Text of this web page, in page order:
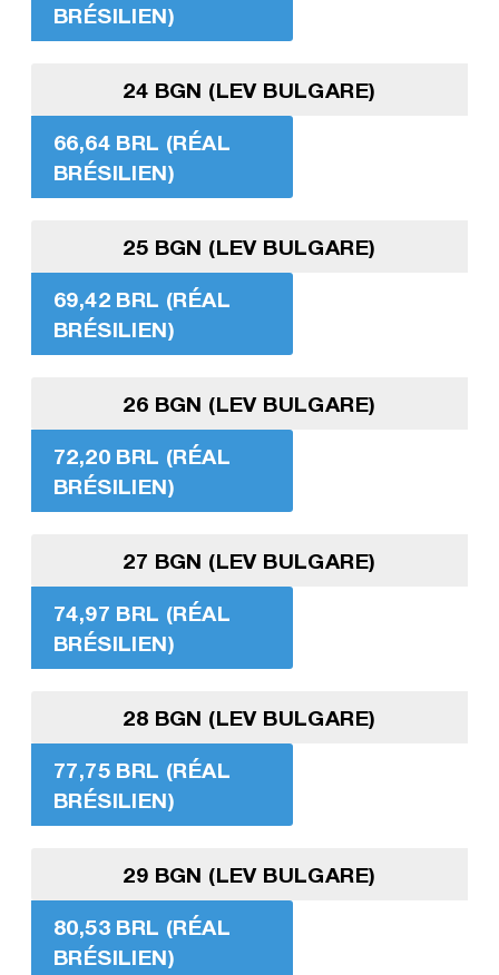
BRÉSILIEN)
24 BGN (LEV BULGARE)
66,64 BRL (RÉAL
BRÉSILIEN)
25 BGN (LEV BULGARE)
69,42 BRL (RÉAL
BRÉSILIEN)
26 BGN (LEV BULGARE)
72,20 BRL (RÉAL
BRÉSILIEN)
27 BGN (LEV BULGARE)
74,97 BRL (RÉAL
BRÉSILIEN)
28 BGN (LEV BULGARE)
77,75 BRL (RÉAL
BRÉSILIEN)
29 BGN (LEV BULGARE)
80,53 BRL (RÉAL
BRÉSILIEN)